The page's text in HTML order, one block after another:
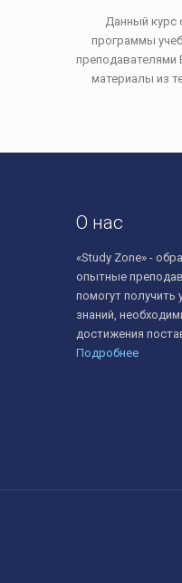
Данный курс
программы
преподавателями
материалы из
О нас
«Study Zone» -
опытные
помогут получить
знаний,
достижения
Подробнее